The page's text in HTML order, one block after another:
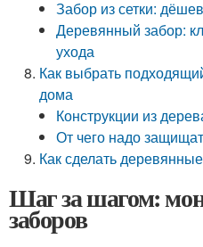
Забор из сетки:
Деревянный забор:
ухода
Как выбрать
дома
Конструкции из
От чего надо
Как сделать
Шаг за шагом:
заборов